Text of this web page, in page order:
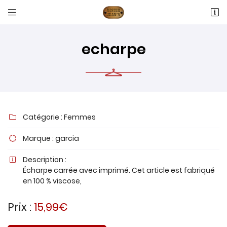
 
Recopier le code ci-contre
Rafraîchir le captcha
echarpe
 Catégorie : Femmes
 Marque : garcia

Description :
Écharpe carrée avec imprimé. Cet article est fabriqué
en 100 % viscose,
Prix : 15,99€